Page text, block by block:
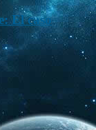
El caso